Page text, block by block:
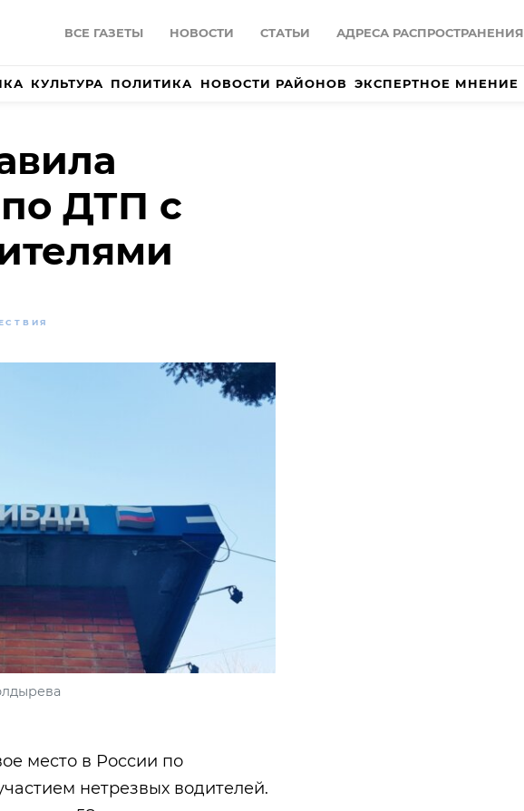
ВСЕ ГАЗЕТЫ НОВОСТИ СТАТЬИ АДРЕСА РАСПРОСТРАНЕНИЯ
КУЛЬТУРА ПОЛИТИКА НОВОСТИ РАЙОНОВ ЭКСПЕРТНОЕ МНЕНИЕ
ДТП с
место в России по
нетрезвых водителей.